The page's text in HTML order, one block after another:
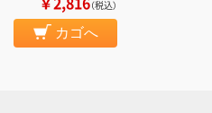
（税込）
カゴへ